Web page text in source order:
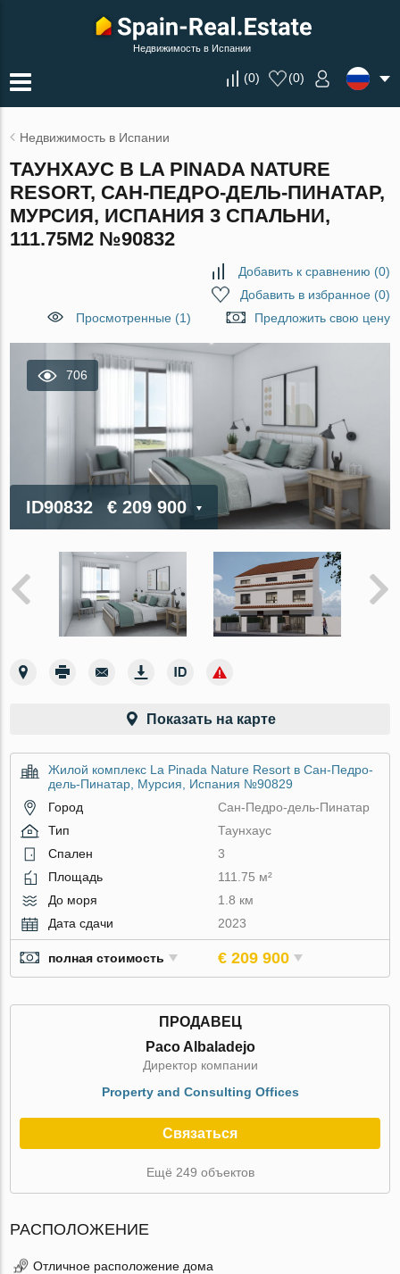
Недвижимость в Испании
(0) (0)
Недвижимость в Испании
ТАУНХАУС В LA PINADA NATURE
RESORT, САН-ПЕДРО-ДЕЛЬ-ПИНАТАР,
МУРСИЯ, ИСПАНИЯ 3 СПАЛЬНИ,
111.75М2 №90832
Добавить к сравнению (0)
Добавить в избранное(0)
Просмотренные (1)
Предложить свою цену
706
ID90832 € 209 900
Показать на карте
Жилой комплекс La Pinada Nature Resort в Сан-Педро-
дель-Пинатар, Мурсия, Испания №90829
Город
Сан-Педро-дель-Пинатар
Тип
Таунхаус
Спален
3
Площадь
111.75 м²
До моря
1.8 км
Дата сдачи
2023
полная стоимость € 209 900
ПРОДАВЕЦ
Paco Albaladejo
Директор компании
Property and Consulting Offices
Связаться
Ещё 249 объектов
РАСПОЛОЖЕНИЕ
Отличное расположение дома